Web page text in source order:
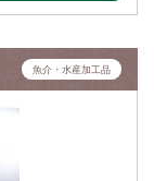
魚介・水産加工品